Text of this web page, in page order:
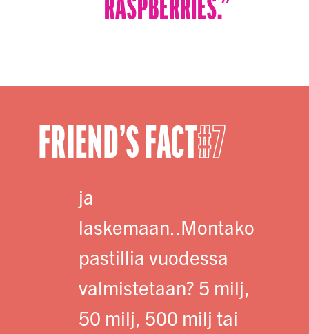
RASPBERRIES.”
FRIEND’S FACT 7
ja
laskemaan..Montako
pastillia vuodessa
valmistetaan? 5 milj,
50 milj, 500 milj tai